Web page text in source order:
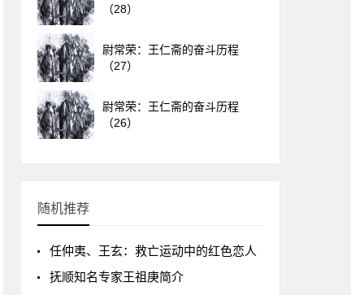
（28）
尉常荣：王仁斋的奋斗历程
（27）
尉常荣：王仁斋的奋斗历程
（26）
随机推荐
任仲夷、王玄：救亡运动中的红色恋人
抚顺知名专家王祖庚简介